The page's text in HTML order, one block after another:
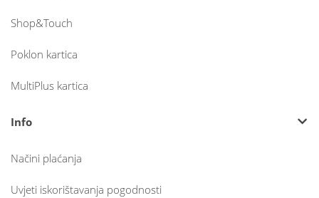
Shop&Touch
Poklon kartica
MultiPlus kartica
Info
Načini plaćanja
Uvjeti iskorištavanja pogodnosti